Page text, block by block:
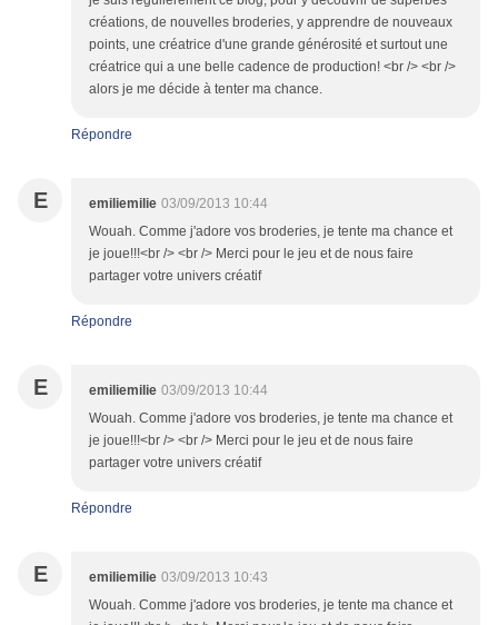
créations, de nouvelles broderies, y apprendre de nouveaux
points, une créatrice d'une grande générosité et surtout une
créatrice qui a une belle cadence de production! <br /> <br />
alors je me décide à tenter ma chance.
Répondre
E emiliemilie 03/09/2013 10:44
Wouah. Comme j'adore vos broderies, je tente ma chance et
je joue!!!<br /> <br /> Merci pour le jeu et de nous faire
partager votre univers créatif
Répondre
E emiliemilie 03/09/2013 10:44
Wouah. Comme j'adore vos broderies, je tente ma chance et
je joue!!!<br /> <br /> Merci pour le jeu et de nous faire
partager votre univers créatif
Répondre
E emiliemilie 03/09/2013 10:43
Wouah. Comme j'adore vos broderies, je tente ma chance et